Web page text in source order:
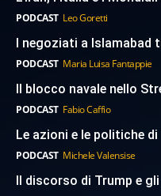
PODCAST Leo Goretti
I negoziati a Islamabad
PODCAST Maria Luisa Fantappie
Il blocco navale nello
PODCAST Fabio Caffio
Le azioni e le politiche
PODCAST Michele Valensise
Il discorso di Trump e